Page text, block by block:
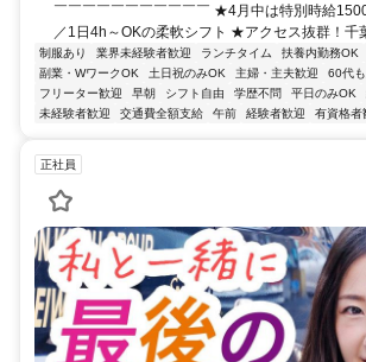
￣￣￣￣￣￣￣￣￣￣￣ ★4月中は特別時給
／1日4h～OKの柔軟シフト ★アクセス抜群！千
制服あり 業界未経験者歓迎 ランチタイム 扶養内勤務OK
副業・WワークOK
土日祝のみOK 主婦・主夫歓迎
60代
フリーター歓迎
早朝 シフト自由 学歴不問 平日のみOK
未経験者歓迎
交通費全額支給 午前 経験者歓迎 有資格者
正社員